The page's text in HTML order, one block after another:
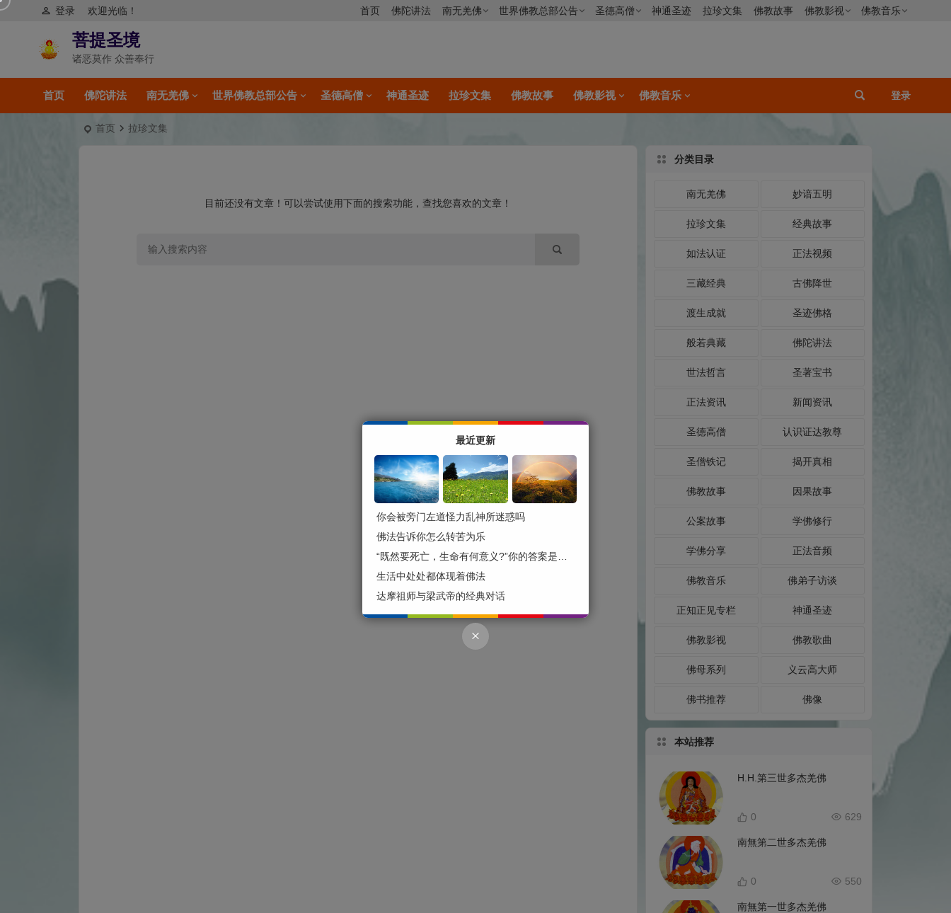
欢迎光临！
登录 首页 佛陀讲法 南无羌佛 世界佛教总部公告 圣德高僧 神通圣迹 拉珍文集 佛教故事 佛教影视 佛教音乐
菩提圣境
诸恶莫作 众善奉行
首页 佛陀讲法 南无羌佛 世界佛教总部公告 圣德高僧 神通圣迹 拉珍文集 佛教故事 佛教影视 佛教音乐 登录
首页 拉珍文集
目前还没有文章！可以尝试使用下面的搜索功能，查找您喜欢的文章！
分类目录
南无羌佛 妙谙五明
拉珍文集 经典故事
如法认证 正法视频
三藏经典 古佛降世
渡生成就 圣迹佛格
般若典藏 佛陀讲法
世法哲言 圣著宝书
正法资讯 新闻资讯
圣德高僧 认识证达教尊
圣僧铁记 揭开真相
佛教故事 因果故事
公案故事 学佛修行
学佛分享 正法音频
佛教音乐 佛弟子访谈
正知正见专栏 神通圣迹
佛教影视 佛教歌曲
佛母系列 义云高大师
佛书推荐 佛像
本站推荐
H.H.第三世多杰羌佛
629
0
南無第二世多杰羌佛
550
0
南無第一世多杰羌佛
最近更新
你会被旁门左道怪力乱神所迷惑吗
佛法告诉你怎么转苦为乐
生活中处处都体现着佛法
达摩祖师与梁武帝的经典对话